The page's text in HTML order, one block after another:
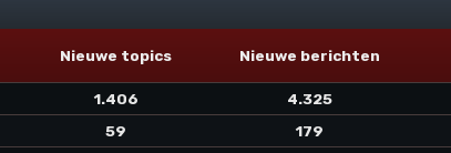
Nieuwe topics Nieuwe berichten
1.406 4.325
59 179